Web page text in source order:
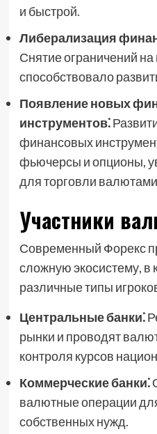
и быстрой.
Либерализация
Снятие ограничений
способствовало
Появление новых
инструментов⁚
финансовых
фьючерсы и опционы,
для торговли
Участники
Современный Форекс
сложную экосистему, в
различные типы
Центральные банки⁚
рынки и проводят
контроля курсов
Коммерческие банки⁚
валютные операции
собственных нужд.